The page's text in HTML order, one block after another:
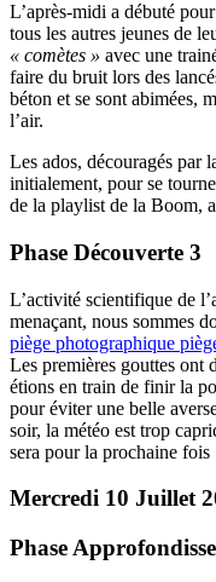
L’après-midi a débuté
tous les autres jeunes de
« comètes » avec une
faire du bruit lors des
béton et se sont abimées,
l’air.
Les ados, découragés par
initialement, pour se
de la playlist de la Boom,
Phase Découverte 3
L’activité scientifique de
menaçant, nous sommes
piège photographique
Les premières gouttes ont
étions en train de finir la
pour éviter une belle
soir, la météo est trop
sera pour la prochaine fois
Mercredi 10 Juillet
Phase